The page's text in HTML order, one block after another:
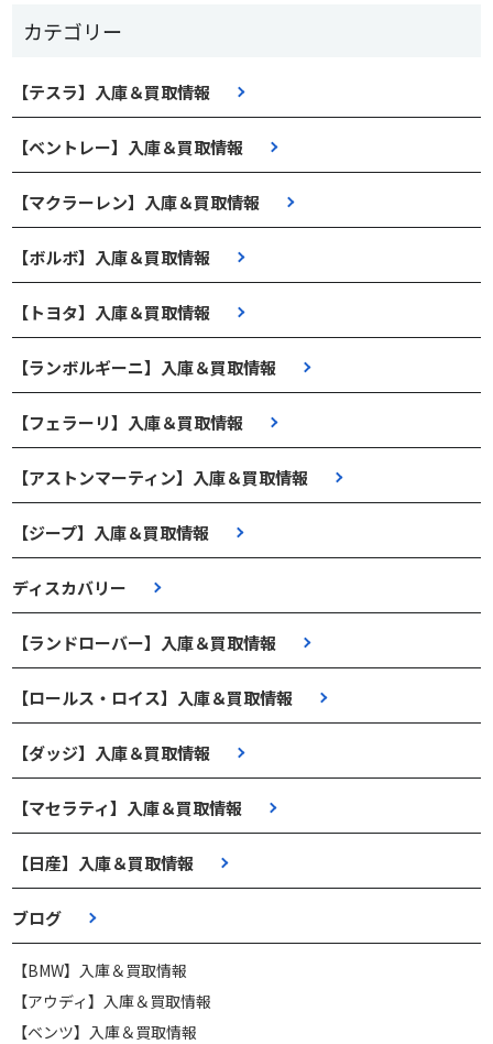
カテゴリー
【テスラ】入庫＆買取情報
【ベントレー】入庫＆買取情報
【マクラーレン】入庫＆買取情報
【ボルボ】入庫＆買取情報
【トヨタ】入庫＆買取情報
【ランボルギーニ】入庫＆買取情報
【フェラーリ】入庫＆買取情報
【アストンマーティン】入庫＆買取情報
【ジープ】入庫＆買取情報
ディスカバリー
【ランドローバー】入庫＆買取情報
【ロールス・ロイス】入庫＆買取情報
【ダッジ】入庫＆買取情報
【マセラティ】入庫＆買取情報
【日産】入庫＆買取情報
ブログ
【BMW】入庫＆買取情報
【アウディ】入庫＆買取情報
【ベンツ】入庫＆買取情報